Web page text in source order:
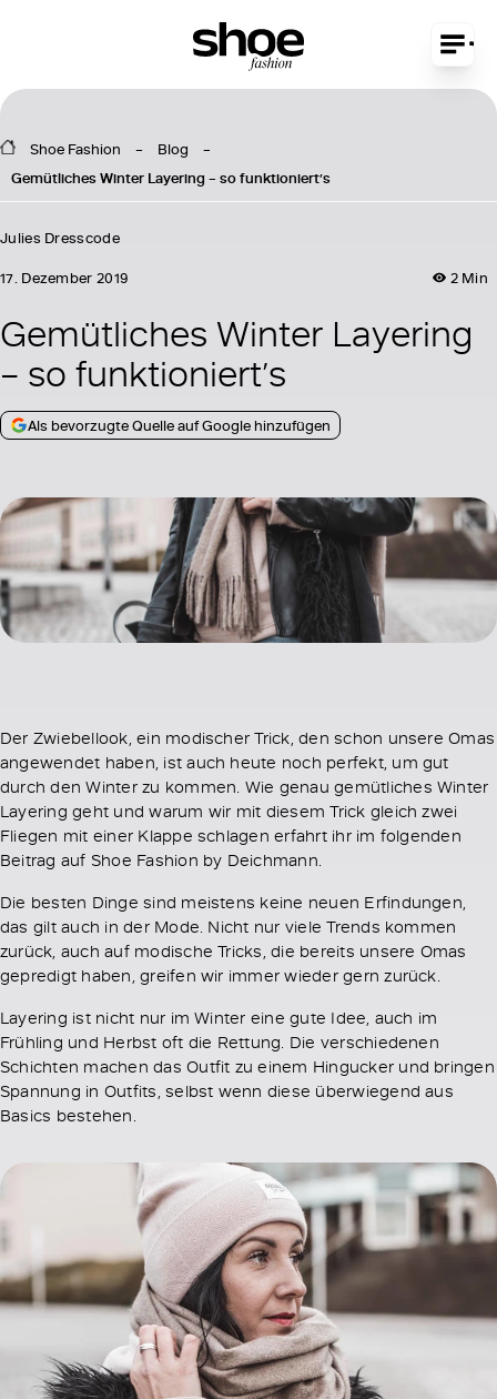
Shoe Fashion
Blog
Gemütliches Winter Layering – so funktioniert’s
Julies Dresscode
2 Min
17. Dezember 2019
Gemütliches Winter Layering
– so funktioniert’s
Als bevorzugte Quelle auf Google hinzufügen
Der Zwiebellook, ein modischer Trick, den schon unsere Omas
angewendet haben, ist auch heute noch perfekt, um gut
durch den Winter zu kommen. Wie genau gemütliches Winter
Layering geht und warum wir mit diesem Trick gleich zwei
Fliegen mit einer Klappe schlagen erfahrt ihr im folgenden
Beitrag auf Shoe Fashion by Deichmann.
Die besten Dinge sind meistens keine neuen Erfindungen,
das gilt auch in der Mode. Nicht nur viele Trends kommen
zurück, auch auf modische Tricks, die bereits unsere Omas
gepredigt haben, greifen wir immer wieder gern zurück.
Layering ist nicht nur im Winter eine gute Idee, auch im
Frühling und Herbst oft die Rettung. Die verschiedenen
Schichten machen das Outfit zu einem Hingucker und bringen
Spannung in Outfits, selbst wenn diese überwiegend aus
Basics bestehen.